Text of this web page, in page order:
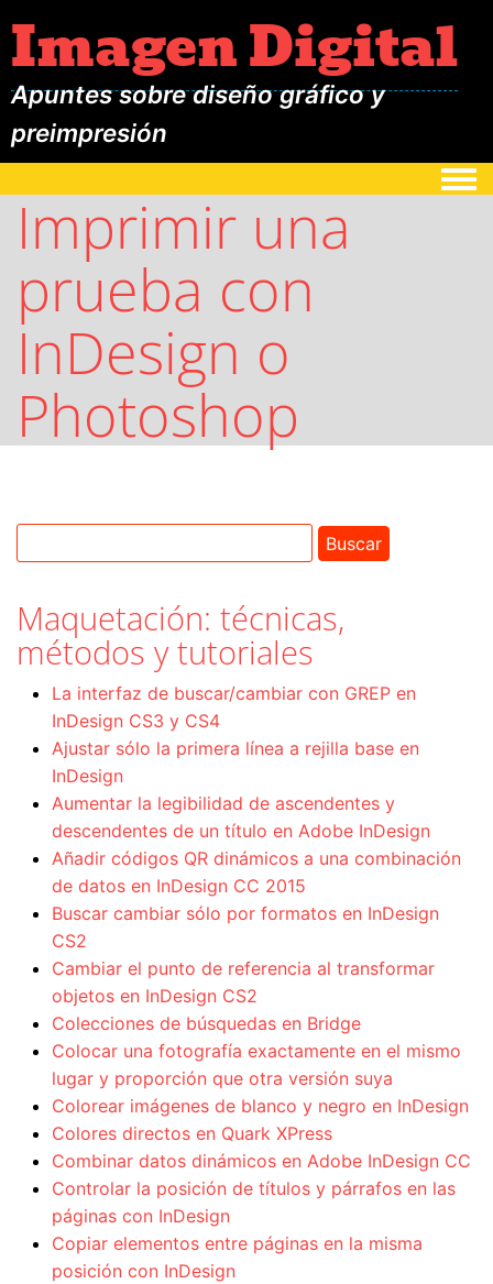
Imagen Digital
Apuntes sobre diseño gráfico y
preimpresión
Imprimir una
prueba con
InDesign o
Photoshop
Maquetación: técnicas,
métodos y tutoriales
La interfaz de buscar/cambiar con GREP en
InDesign CS3 y CS4
Ajustar sólo la primera línea a rejilla base en
InDesign
Aumentar la legibilidad de ascendentes y
descendentes de un título en Adobe InDesign
Añadir códigos QR dinámicos a una combinación
de datos en InDesign CC 2015
Buscar cambiar sólo por formatos en InDesign
CS2
Cambiar el punto de referencia al transformar
objetos en InDesign CS2
Colecciones de búsquedas en Bridge
Colocar una fotografía exactamente en el mismo
lugar y proporción que otra versión suya
Colorear imágenes de blanco y negro en InDesign
Colores directos en Quark XPress
Combinar datos dinámicos en Adobe InDesign CC
Controlar la posición de títulos y párrafos en las
páginas con InDesign
Copiar elementos entre páginas en la misma
posición con InDesign